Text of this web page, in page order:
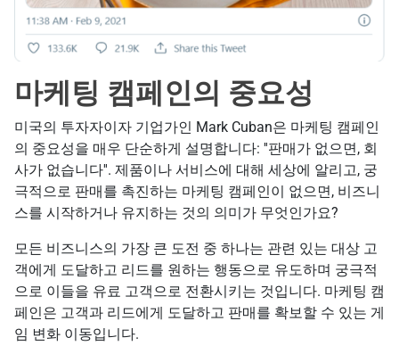
마케팅 캠페인의 중요성
미국의 투자자이자 기업가인 Mark Cuban은 마케팅 캠페인
의 중요성을 매우 단순하게 설명합니다: ''판매가 없으면, 회
사가 없습니다''. 제품이나 서비스에 대해 세상에 알리고, 궁
극적으로 판매를 촉진하는 마케팅 캠페인이 없으면, 비즈니
스를 시작하거나 유지하는 것의 의미가 무엇인가요?
모든 비즈니스의 가장 큰 도전 중 하나는 관련 있는 대상 고
객에게 도달하고 리드를 원하는 행동으로 유도하며 궁극적
으로 이들을 유료 고객으로 전환시키는 것입니다. 마케팅 캠
페인은 고객과 리드에게 도달하고 판매를 확보할 수 있는 게
임 변화 이동입니다.